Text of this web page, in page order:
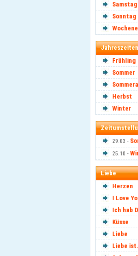
Samstag
Sonntag
Jahreszeiten
Frühling
Sommer
Herbst
Winter
29.03 -
25.10 -
Liebe
Herzen
I Love
Ich hab
Küsse
Liebe
Liebe